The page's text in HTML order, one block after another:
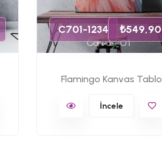
C701-1234 ₺549,90
Flamingo Kanvas Tablo
İncele